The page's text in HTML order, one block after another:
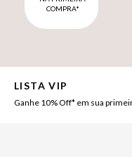
COMPRA*
LISTA VIP
Ganhe 10% Off* em sua